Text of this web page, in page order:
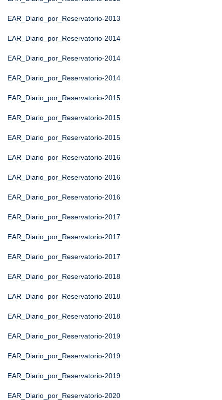
EAR_Diario_por_Reservatorio-2013
EAR_Diario_por_Reservatorio-2014
EAR_Diario_por_Reservatorio-2014
EAR_Diario_por_Reservatorio-2014
EAR_Diario_por_Reservatorio-2015
EAR_Diario_por_Reservatorio-2015
EAR_Diario_por_Reservatorio-2015
EAR_Diario_por_Reservatorio-2016
EAR_Diario_por_Reservatorio-2016
EAR_Diario_por_Reservatorio-2016
EAR_Diario_por_Reservatorio-2017
EAR_Diario_por_Reservatorio-2017
EAR_Diario_por_Reservatorio-2017
EAR_Diario_por_Reservatorio-2018
EAR_Diario_por_Reservatorio-2018
EAR_Diario_por_Reservatorio-2018
EAR_Diario_por_Reservatorio-2019
EAR_Diario_por_Reservatorio-2019
EAR_Diario_por_Reservatorio-2019
EAR_Diario_por_Reservatorio-2020